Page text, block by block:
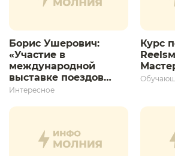
Борис Ушерович:
«Участие в
международной
выставке поездов
дает толчок для
развития»
Интересное
Курс